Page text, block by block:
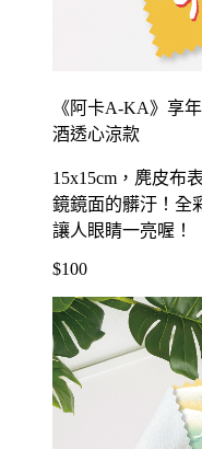
《阿卡A-KA》享
酒透心涼款
15x15cm，麂皮布
鏡鏡面的髒汙！全
讓人眼睛一亮喔！
$100